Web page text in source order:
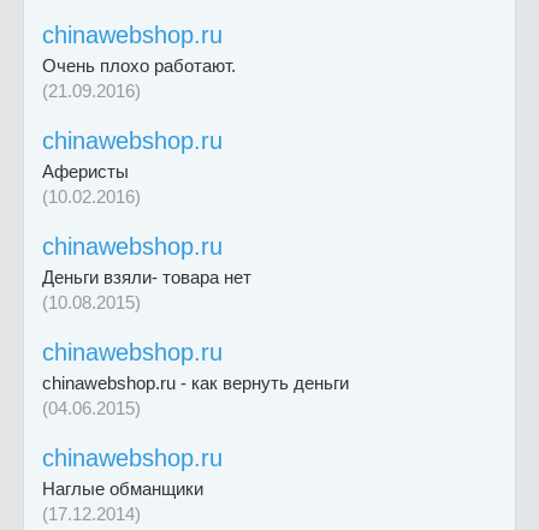
chinawebshop.ru
Очень плохо работают.
(21.09.2016)
chinawebshop.ru
Аферисты
(10.02.2016)
chinawebshop.ru
Деньги взяли- товара нет
(10.08.2015)
chinawebshop.ru
chinawebshop.ru - как вернуть деньги
(04.06.2015)
chinawebshop.ru
Наглые обманщики
(17.12.2014)